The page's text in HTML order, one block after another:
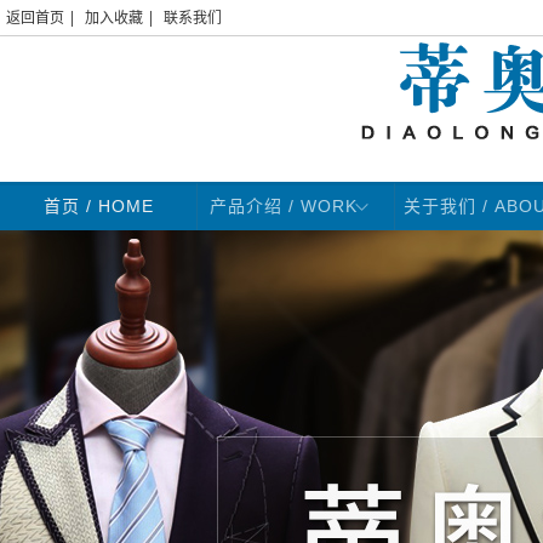
返回首页 加入收藏 联系我们
首页 / HOME 产品介绍 / WORK 关于我们 /